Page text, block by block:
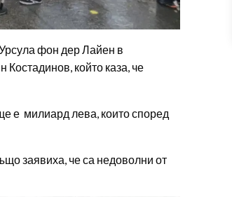
фон дер Лайен в
който каза, че
е милиард лева, които според
заявиха, че са недоволни от